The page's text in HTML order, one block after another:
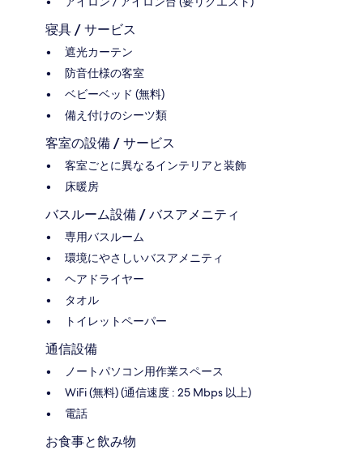
寝具 / サービス
遮光カーテン
防音仕様の客室
ベビーベッド (無料)
備え付けのシーツ類
客室の設備 / サービス
客室ごとに異なるインテリアと装飾
床暖房
バスルーム設備 / バスアメニティ
専用バスルーム
環境にやさしいバスアメニティ
ヘアドライヤー
タオル
トイレットペーパー
通信設備
ノートパソコン用作業スペース
WiFi (無料) (通信速度 : 25 Mbps 以上)
電話
お食事と飲み物